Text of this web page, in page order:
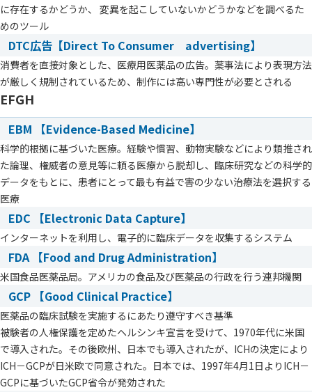
に存在するかどうか、 変異を起こしていないかどうかなどを調べるた
めのツール
DTC広告【Direct To Consumer advertising】
消費者を直接対象とした、医療用医薬品の広告。薬事法により表現方法
が厳しく規制されているため、制作には高い専門性が必要とされる
EFGH
EBM 【Evidence-Based Medicine】
科学的根拠に基づいた医療。経験や慣習、動物実験などにより類推され
た論理、権威者の意見等に頼る医療から脱却し、臨床研究などの科学的
データをもとに、患者にとって最も有益で害の少ない治療法を選択する
医療
EDC 【Electronic Data Capture】
インターネットを利用し、電子的に臨床データを収集するシステム
FDA 【Food and Drug Administration】
米国食品医薬品局。アメリカの食品及び医薬品の行政を行う連邦機関
GCP 【Good Clinical Practice】
医薬品の臨床試験を実施するにあたり遵守すべき基準
被験者の人権保護を定めたヘルシンキ宣言を受けて、1970年代に米国
で導入された。その後欧州、日本でも導入されたが、ICHの決定により
ICH－GCPが日米欧で同意された。日本では、1997年4月1日よりICH－
GCPに基づいたGCP省令が発効された